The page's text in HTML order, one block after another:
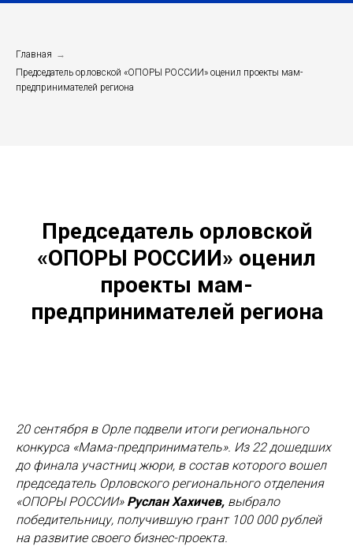
Главная →
Председатель орловской «ОПОРЫ РОССИИ» оценил проекты мам-
предпринимателей региона
Председатель орловской
«ОПОРЫ РОССИИ» оценил
проекты мам-
предпринимателей региона
20 сентября в Орле подвели итоги регионального
конкурса «Мама-предприниматель». Из 22 дошедших
до финала участниц жюри, в состав которого вошел
председатель Орловского регионального отделения
«ОПОРЫ РОССИИ» Руслан Хахичев, выбрало
победительницу, получившую грант 100 000 рублей
на развитие своего бизнес-проекта.